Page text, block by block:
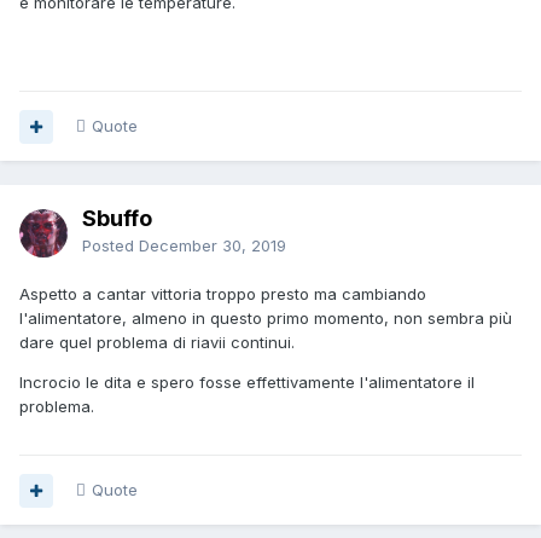
Quote
Sbuffo
Posted December 30, 2019
Aspetto a cantar vittoria troppo presto ma cambiando
l'alimentatore, almeno in questo primo momento, non sembra più
dare quel problema di riavii continui.
Incrocio le dita e spero fosse effettivamente l'alimentatore il
problema.
Quote